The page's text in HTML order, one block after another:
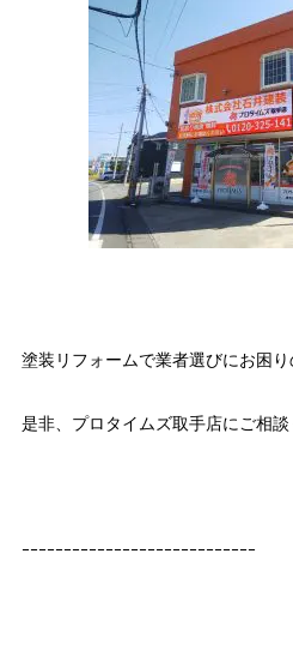
塗装リフォームで業者選びにお困り
是非、プロタイムズ取手店にご相談
ｰｰｰｰｰｰｰｰｰｰｰｰｰｰｰｰｰｰｰｰｰｰｰｰｰｰｰｰ